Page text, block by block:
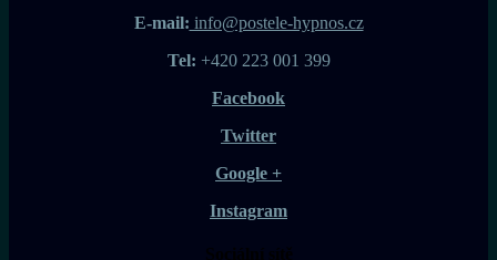
E-mail: info@postele-hypnos.cz
Tel: +420 223 001 399
Facebook
Twitter
Google +
Instagram